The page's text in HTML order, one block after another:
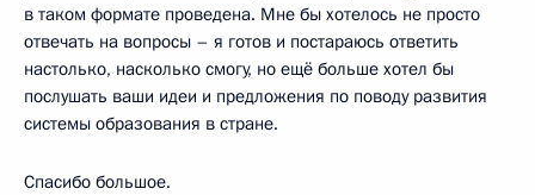
в таком формате проведена. Мне бы хотелось не просто
отвечать на вопросы – я готов и постараюсь ответить
настолько, насколько смогу, но ещё больше хотел бы
послушать ваши идеи и предложения по поводу развития
системы образования в стране.
Спасибо большое.